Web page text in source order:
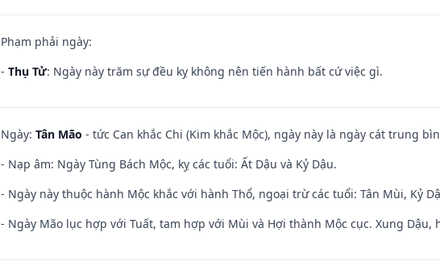
Phạm phải ngày:
- Thụ Tử: Ngày này trăm sự đều kỵ không nên tiến hành bất cứ việc gì.
Ngày: Tân Mão - tức Can khắc Chi (Kim khắc Mộc), ngày này là ngày cát trung
- Nạp âm: Ngày Tùng Bách Mộc, kỵ các tuổi: Ất Dậu và Kỷ Dậu.
- Ngày này thuộc hành Mộc khắc với hành Thổ, ngoại trừ các tuổi: Tân Mùi, Kỷ
- Ngày Mão lục hợp với Tuất, tam hợp với Mùi và Hợi thành Mộc cục. Xung Dậu,